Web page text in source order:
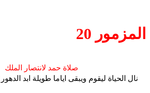
المزمور 20
صلاة حمد لانتصار الملك
نال الحياة ليقوم ويبقى اياما طويلة ابد الدهور